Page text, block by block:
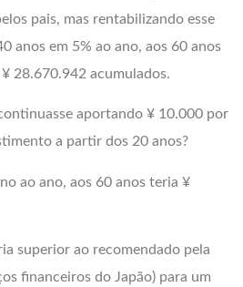
pais, mas rentabilizando esse
anos em 5% ao ano, aos 60 anos
28.670.942 acumulados.
aportando ¥ 10.000 por
a partir dos 20 anos?
ao ano, aos 60 anos teria ¥
superior ao recomendado pela
financeiros do Japão) para um